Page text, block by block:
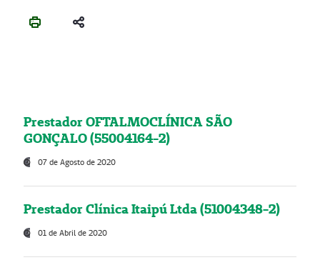
Prestador OFTALMOCLÍNICA SÃO
GONÇALO (55004164-2)
07 de Agosto de 2020
Prestador Clínica Itaipú Ltda (51004348-2)
01 de Abril de 2020